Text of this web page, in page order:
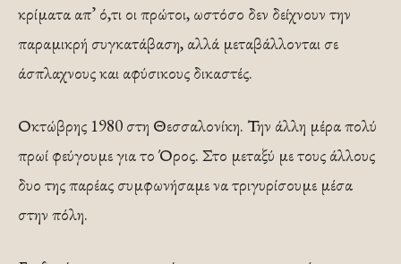
κρίματα απ’ ό,τι οι πρώτοι, ωστόσο δεν δείχνουν την
παραμικρή συγκατάβαση, αλλά μεταβάλλονται σε
άσπλαχνους και αφύσικους δικαστές.
Οκτώβρης 1980 στη Θεσσαλονίκη. Την άλλη μέρα πολύ
πρωί φεύγουμε για το Όρος. Στο μεταξύ με τους άλλους
δυο της παρέας συμφωνήσαμε να τριγυρίσουμε μέσα
στην πόλη.